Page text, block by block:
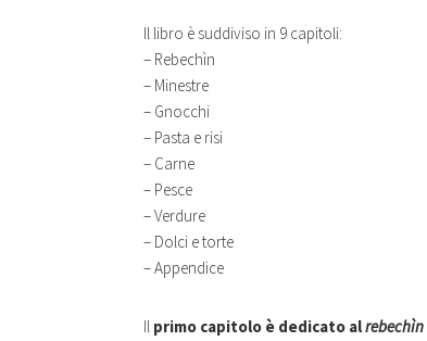
Il libro è suddiviso in 9 capitoli:
– Rebechìn
– Minestre
– Gnocchi
– Pasta e risi
– Carne
– Pesce
– Verdure
– Dolci e torte
– Appendice
Il primo capitolo è dedicato alrebechìn